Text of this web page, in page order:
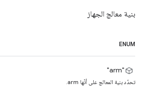
بنية معالج الجهاز
ENUM
"arm"
تحدّد بنية المعالج على أنّها arm.